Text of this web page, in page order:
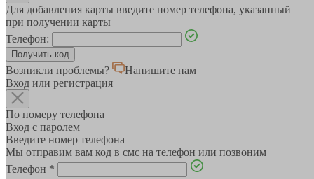
Для добавления карты введите номер телефона, указанный
при получении карты
Телефон:
Возникли проблемы?
Напишите нам
Вход или регистрация
По номеру телефона
Вход с паролем
Введите номер телефона
Мы отправим вам код в смс на телефон или позвоним
Телефон *